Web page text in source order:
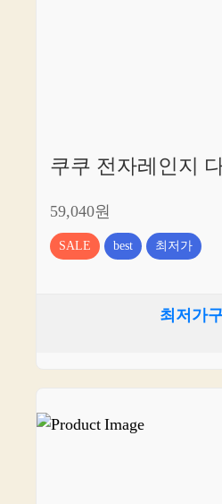
쿠쿠 전자레인지
59,040원
SALE best 최저가
최저가